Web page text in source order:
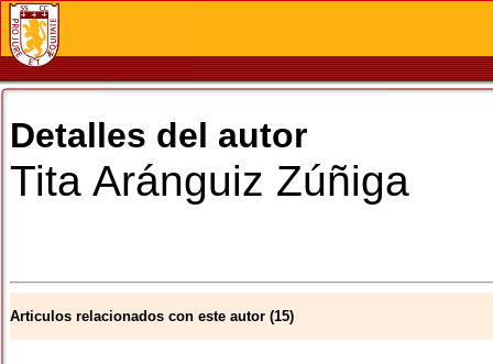
Detalles del autor
Tita Aránguiz Zúñiga
Articulos relacionados con este autor (15)